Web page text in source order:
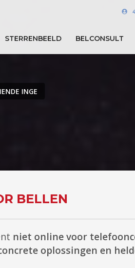
STERRENBEELD BELCONSULT
INGE
BELLEN
niet online voor
oplossingen en